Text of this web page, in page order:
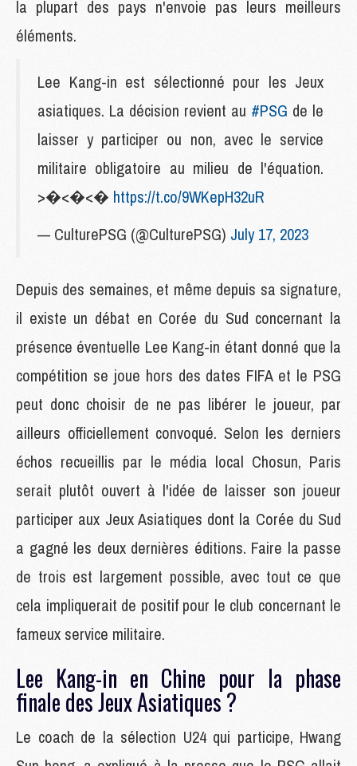
la plupart des pays n'envoie pas leurs meilleurs
éléments.
Lee Kang-in est sélectionné pour les Jeux
asiatiques. La décision revient au #PSG de le
laisser y participer ou non, avec le service
militaire obligatoire au milieu de l'équation.
>�<�<� https://t.co/9WKepH32uR
— CulturePSG (@CulturePSG) July 17, 2023
Depuis des semaines, et même depuis sa signature,
il existe un débat en Corée du Sud concernant la
présence éventuelle Lee Kang-in étant donné que la
compétition se joue hors des dates FIFA et le PSG
peut donc choisir de ne pas libérer le joueur, par
ailleurs officiellement convoqué. Selon les derniers
échos recueillis par le média local Chosun, Paris
serait plutôt ouvert à l'idée de laisser son joueur
participer aux Jeux Asiatiques dont la Corée du Sud
a gagné les deux dernières éditions. Faire la passe
de trois est largement possible, avec tout ce que
cela impliquerait de positif pour le club concernant le
fameux service militaire.
Lee Kang-in en Chine pour la phase
finale des Jeux Asiatiques ?
Le coach de la sélection U24 qui participe, Hwang